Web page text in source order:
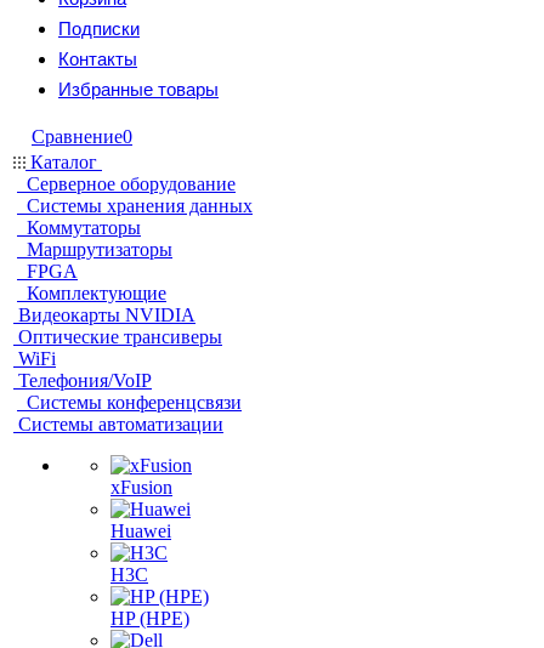
Подписки
Контакты
Избранные товары
Сравнение0
Каталог
Серверное оборудование
Системы хранения данных
Коммутаторы
Маршрутизаторы
FPGA
Комплектующие
Видеокарты NVIDIA
Оптические трансиверы
WiFi
Телефония/VoIP
Системы конференцсвязи
Системы автоматизации
xFusion
Huawei
H3C
HP (HPE)